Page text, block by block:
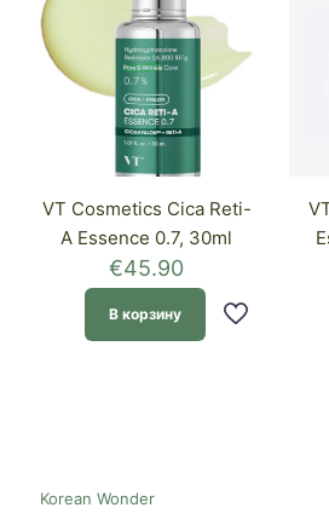
VT Cosmetics Cica Reti-
A Essence 0.7, 30ml
€45.90
В корзину
Korean Wonder